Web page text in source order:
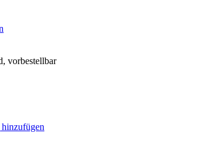
vorbestellbar